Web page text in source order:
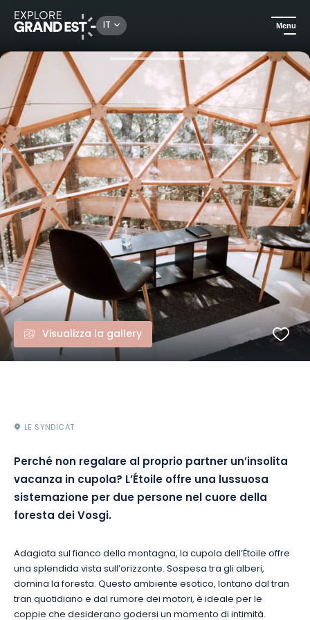
IT Menu
Case vacanza Saveurs Vosgiennes - Dôme insolite L'Étoile
Visualizza la gallery
LE SYNDICAT
Perché non regalare al proprio partner un’insolita
vacanza in cupola? L’Étoile offre una lussuosa
sistemazione per due persone nel cuore della
foresta dei Vosgi.
Adagiata sul fianco della montagna, la cupola dell’Étoile offre
una splendida vista sull’orizzonte. Sospesa tra gli alberi,
domina la foresta. Questo ambiente esotico, lontano dal tran
tran quotidiano e dal rumore dei motori, è ideale per le
coppie che desiderano godersi un momento di intimità.